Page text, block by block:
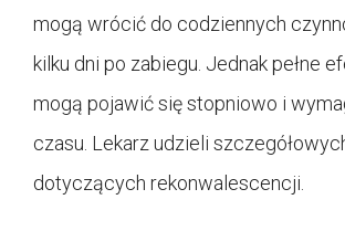
mogą wrócić do codziennych
kilku dni po zabiegu. Jednak pełne
mogą pojawić się stopniowo i
czasu. Lekarz udzieli
dotyczących rekonwalescencji.